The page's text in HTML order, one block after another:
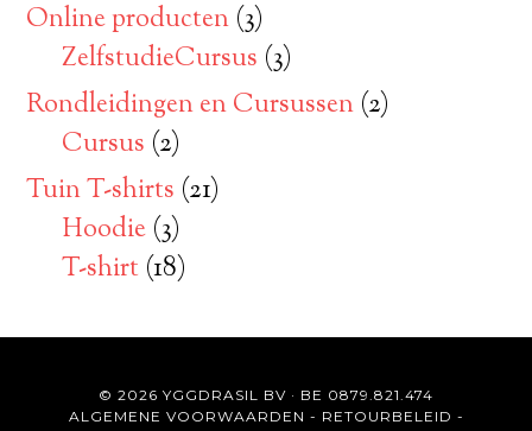
Online producten (3)
ZelfstudieCursus (3)
Rondleidingen en Cursussen (2)
Cursus (2)
Tuin T-shirts (21)
Hoodie (3)
T-shirt (18)
© 2026 YGGDRASIL BV · BE 0879.821.474
ALGEMENE VOORWAARDEN - RETOURBELEID -